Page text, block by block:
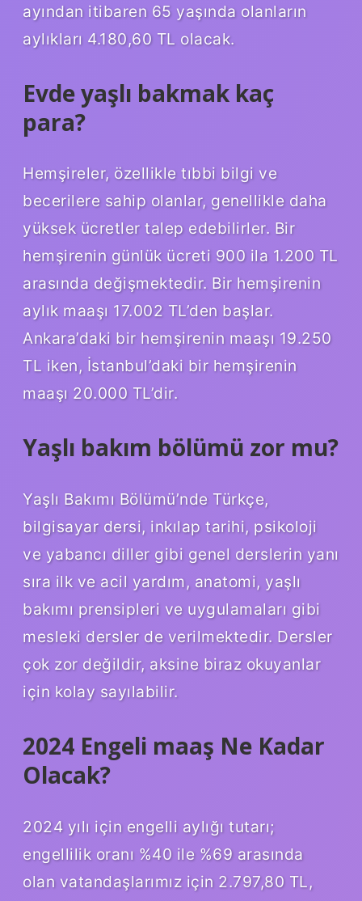
ayından itibaren 65 yaşında olanların
aylıkları 4.180,60 TL olacak.
Evde yaşlı bakmak kaç
para?
Hemşireler, özellikle tıbbi bilgi ve
becerilere sahip olanlar, genellikle daha
yüksek ücretler talep edebilirler. Bir
hemşirenin günlük ücreti 900 ila 1.200 TL
arasında değişmektedir. Bir hemşirenin
aylık maaşı 17.002 TL’den başlar.
Ankara’daki bir hemşirenin maaşı 19.250
TL iken, İstanbul’daki bir hemşirenin
maaşı 20.000 TL’dir.
Yaşlı bakım bölümü zor mu?
Yaşlı Bakımı Bölümü’nde Türkçe,
bilgisayar dersi, inkılap tarihi, psikoloji
ve yabancı diller gibi genel derslerin yanı
sıra ilk ve acil yardım, anatomi, yaşlı
bakımı prensipleri ve uygulamaları gibi
mesleki dersler de verilmektedir. Dersler
çok zor değildir, aksine biraz okuyanlar
için kolay sayılabilir.
2024 Engeli maaş Ne Kadar
Olacak?
2024 yılı için engelli aylığı tutarı;
engellilik oranı %40 ile %69 arasında
olan vatandaşlarımız için 2.797,80 TL,